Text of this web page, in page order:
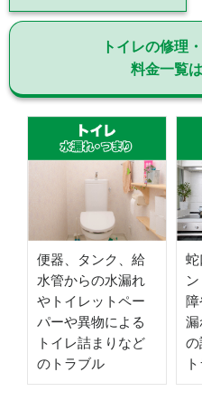
トイレの修理
料金一覧
便器、タンク、給
水管からの水漏れ
やトイレットペー
パーや異物による
トイレ詰まりなど
のトラブル
蛇
漏
の